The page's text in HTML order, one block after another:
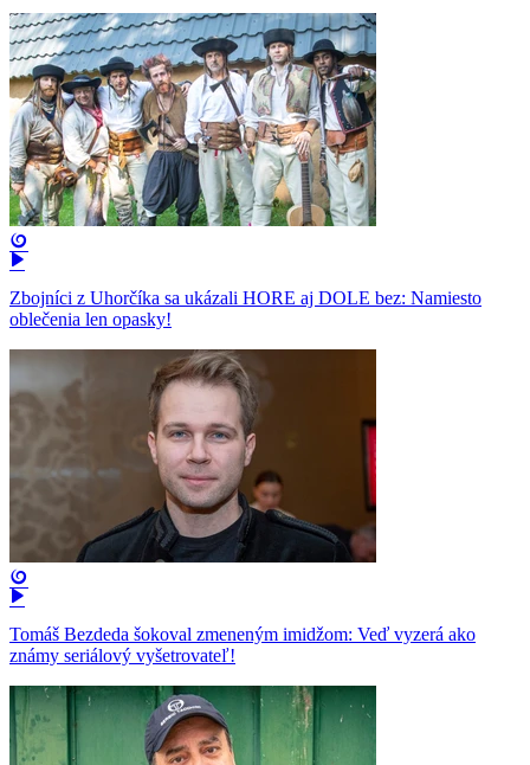
Zbojníci z Uhorčíka sa ukázali HORE aj DOLE bez: Namiesto
oblečenia len opasky!
Tomáš Bezdeda šokoval zmeneným imidžom: Veď vyzerá ako
známy seriálový vyšetrovateľ!